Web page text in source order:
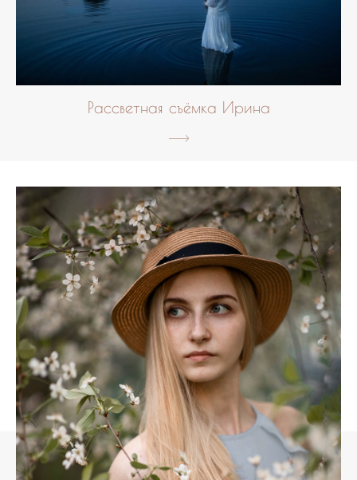
Рассветная съёмка Ирина